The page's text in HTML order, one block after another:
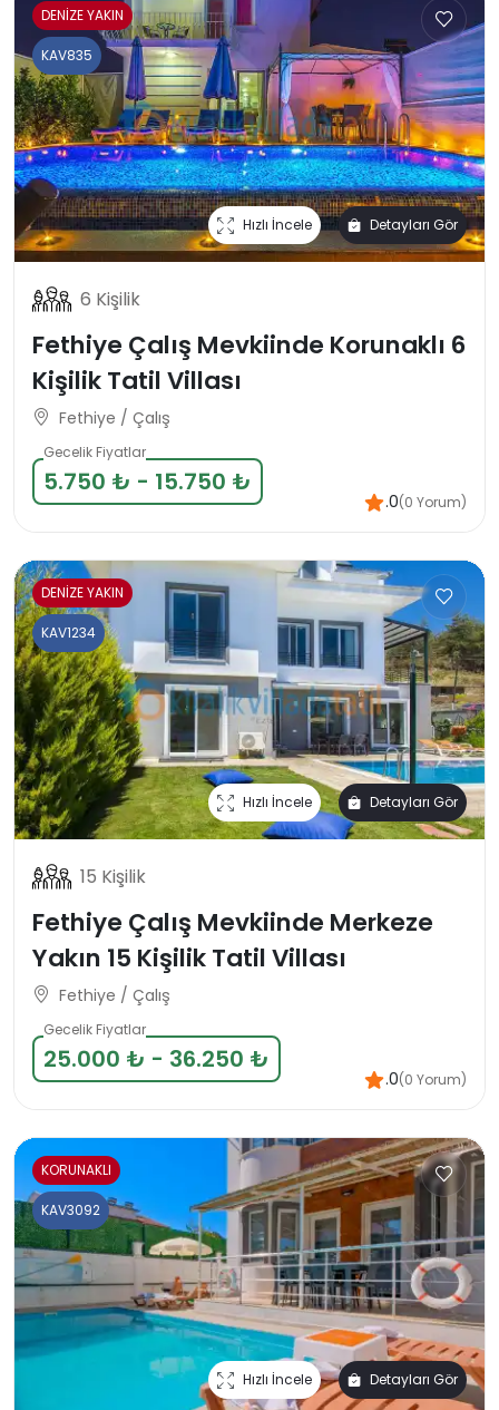
DENİZE YAKIN
Hızlı İncele Detayları Gör
KAV835
6 Kişilik
Fethiye Çalış Mevkiinde Korunaklı 6
Kişilik Tatil Villası
Fethiye / Çalış
Gecelik Fiyatlar
5.750 ₺ - 15.750 ₺
.0(0 Yorum)
DENİZE YAKIN
Hızlı İncele Detayları Gör
KAV1234
15 Kişilik
Fethiye Çalış Mevkiinde Merkeze
Yakın 15 Kişilik Tatil Villası
Fethiye / Çalış
Gecelik Fiyatlar
25.000 ₺ - 36.250 ₺
.0(0 Yorum)
KORUNAKLI
Hızlı İncele Detayları Gör
KAV3092